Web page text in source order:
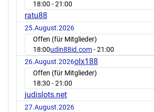
18:00 - 21:00
ratu88
25.August.2026
Offen (für Mitglieder)
18:00udin88id.com- 21:00
26.August.2026olx188
Offen (für Mitglieder)
18:30 - 21:00
judislots.net
27.August.2026